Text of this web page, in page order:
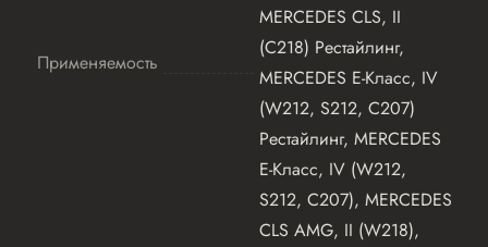
Применяемость
MERCEDES CLS, II
(C218) Рестайлинг,
MERCEDES E-Класс, IV
(W212, S212, C207)
Рестайлинг, MERCEDES
E-Класс, IV (W212,
S212, C207), MERCEDES
CLS AMG, II (W218),